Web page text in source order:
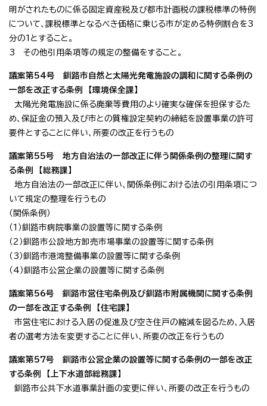
明がされたものに係る固定資産税及び都市計画税の課税標準の特例
について、課税標準となるべき価格に乗じる市が定める特例割合を3
分の1とすること。
3 その他引用条項等の規定の整備をすること。
議案第54号 釧路市自然と太陽光発電施設の調和に関する条例の
一部を改正する条例 【環境保全課】
太陽光発電施設に係る廃棄等費用のより確実な確保を担保するた
め、保証金の預入及び市との質権設定契約の締結を設置事業の許可
要件とすることに伴い、所要の改正を行うもの
議案第55号 地方自治法の一部改正に伴う関係条例の整理に関す
る条例 【総務課】
地方自治法の一部改正に伴い、関係条例における法の引用条項につ
いて規定の整理を行うもの
（関係条例）
（1）釧路市病院事業の設置等に関する条例
（2）釧路市公設地方卸売市場事業の設置等に関する条例
（3）釧路市港湾整備事業の設置等に関する条例
（4）釧路市公営企業の設置等に関する条例
議案第56号 釧路市営住宅条例及び釧路市附属機関に関する条例
の一部を改正する条例 【住宅課】
市営住宅における入居の促進及び空き住戸の縮減を図るため、入居
者の選考方法を変更することに伴い、所要の改正を行うもの
議案第57号 釧路市公営企業の設置等に関する条例の一部を改正
する条例 【上下水道部総務課】
釧路市公共下水道事業計画の変更に伴い、所要の改正を行うもの